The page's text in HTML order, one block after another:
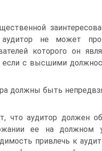
аудитор не может
которого он
если с высшими
должны быть
что аудитор должен
ее на должном
привлечь к